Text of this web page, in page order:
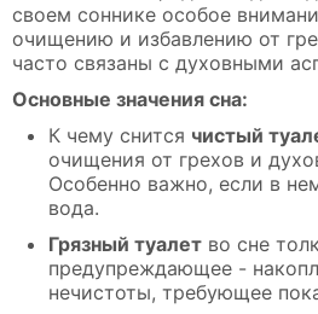
своем соннике особое
очищению и избавлению от
часто связаны с духовными
Основные значения сна:
К чему снится чистый
очищения от грехов и
Особенно важно, если в
вода.
Грязный туалет во сне
предупреждающее -
нечистоты, требующее